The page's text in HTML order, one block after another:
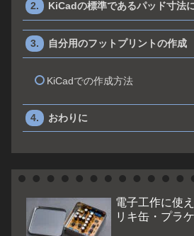
KiCadの標準であるパッド寸法
自分用のフットプリントの作成
KiCadでの作成方法
おわりに
電子工作に使
リキ缶・プラ